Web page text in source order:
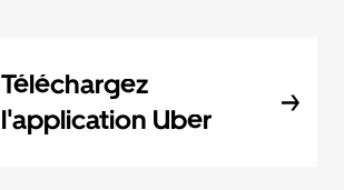
Téléchargez
l'application Uber